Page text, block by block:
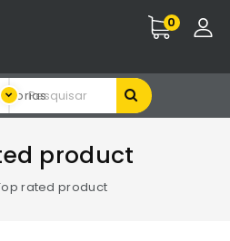
0
product
rated product